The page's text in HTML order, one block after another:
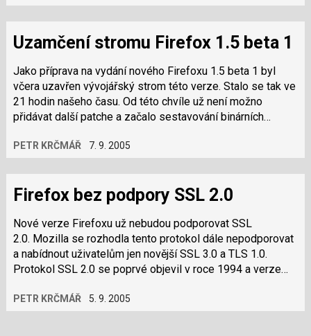
Uzamčení stromu Firefox 1.5 beta 1
Jako příprava na vydání nového Firefoxu 1.5 beta 1 byl
včera uzavřen vývojářský strom této verze. Stalo se tak ve
21 hodin našeho času. Od této chvíle už není možno
přidávat další patche a začalo sestavování binárních
PETR KRČMÁŘ 7. 9. 2005
Firefox bez podpory SSL 2.0
Nové verze Firefoxu už nebudou podporovat SSL
2.0. Mozilla se rozhodla tento protokol dále nepodporovat
a nabídnout uživatelům jen novější SSL 3.0 a TLS 1.0.
Protokol SSL 2.0 se poprvé objevil v roce 1994 a verze
PETR KRČMÁŘ 5. 9. 2005